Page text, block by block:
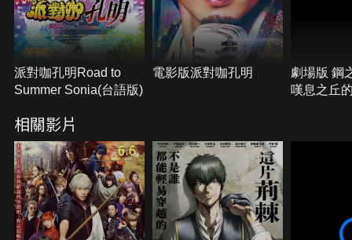
派對咖孔明Road to
Summer Sonia(台語版)
電影版派對咖孔明
劇場版 鋼
嘆息之丘
相關影片
6.6